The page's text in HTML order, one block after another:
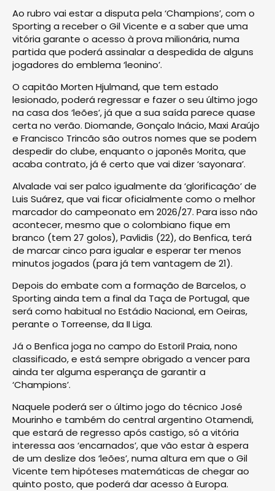
Ao rubro vai estar a disputa pela ‘Champions’, com o
Sporting a receber o Gil Vicente e a saber que uma
vitória garante o acesso à prova milionária, numa
partida que poderá assinalar a despedida de alguns
jogadores do emblema ‘leonino’.
O capitão Morten Hjulmand, que tem estado
lesionado, poderá regressar e fazer o seu último jogo
na casa dos ‘leões’, já que a sua saída parece quase
certa no verão. Diomande, Gonçalo Inácio, Maxi Araújo
e Francisco Trincão são outros nomes que se podem
despedir do clube, enquanto o japonês Morita, que
acaba contrato, já é certo que vai dizer ‘sayonara’.
Alvalade vai ser palco igualmente da ‘glorificação’ de
Luis Suárez, que vai ficar oficialmente como o melhor
marcador do campeonato em 2026/27. Para isso não
acontecer, mesmo que o colombiano fique em
branco (tem 27 golos), Pavlidis (22), do Benfica, terá
de marcar cinco para igualar e esperar ter menos
minutos jogados (para já tem vantagem de 21).
Depois do embate com a formação de Barcelos, o
Sporting ainda tem a final da Taça de Portugal, que
será como habitual no Estádio Nacional, em Oeiras,
perante o Torreense, da II Liga.
Já o Benfica joga no campo do Estoril Praia, nono
classificado, e está sempre obrigado a vencer para
ainda ter alguma esperança de garantir a
‘Champions’.
Naquele poderá ser o último jogo do técnico José
Mourinho e também do central argentino Otamendi,
que estará de regresso após castigo, só a vitória
interessa aos ‘encarnados’, que vão estar à espera
de um deslize dos ‘leões’, numa altura em que o Gil
Vicente tem hipóteses matemáticas de chegar ao
quinto posto, que poderá dar acesso à Europa.